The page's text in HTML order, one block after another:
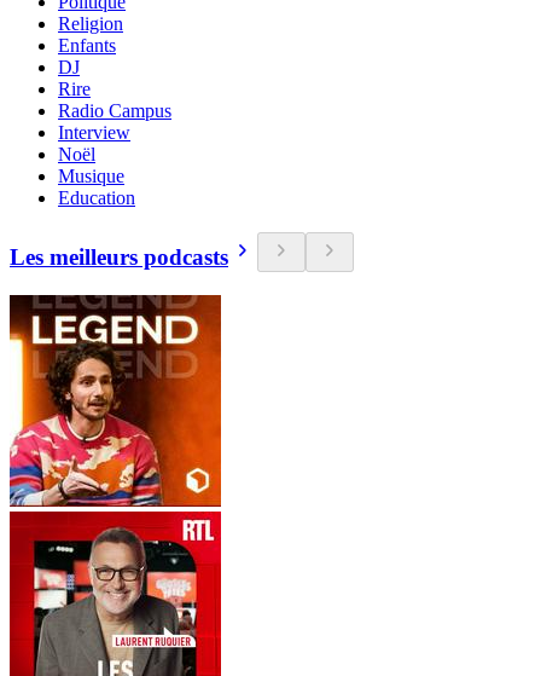
Religion
Enfants
DJ
Rire
Radio Campus
Interview
Noël
Musique
Education
Les meilleurs podcasts